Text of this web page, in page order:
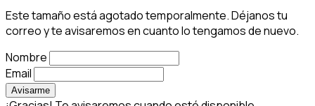
Este tamaño está agotado temporalmente. Déjanos tu
correo y te avisaremos en cuanto lo tengamos de nuevo.
Nombre
Email
Avisarme